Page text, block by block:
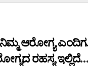
ಆರೋಗ್ಯ
ರಹಸ್ಯ ಇಲ್ಲಿದೆ